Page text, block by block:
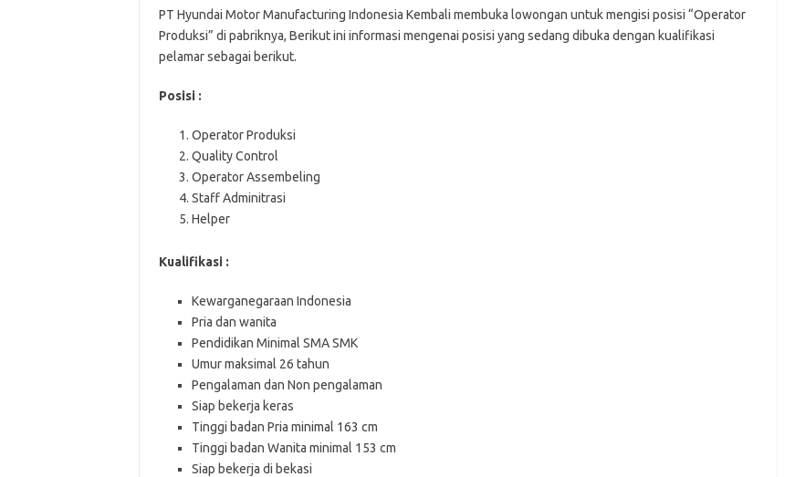
PT Hyundai Motor Manufacturing Indonesia Kembali membuka lowongan untuk mengisi posisi “Operator
Produksi” di pabriknya, Berikut ini informasi mengenai posisi yang sedang dibuka dengan kualifikasi
pelamar sebagai berikut.
Posisi :
Operator Produksi
Quality Control
Operator Assembeling
Staff Adminitrasi
Helper
Kualifikasi :
Kewarganegaraan Indonesia
Pria dan wanita
Pendidikan Minimal SMA SMK
Umur maksimal 26 tahun
Pengalaman dan Non pengalaman
Siap bekerja keras
Tinggi badan Pria minimal 163 cm
Tinggi badan Wanita minimal 153 cm
Siap bekerja di bekasi